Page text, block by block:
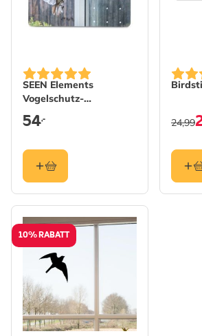
SEEN Elements
Vogelschutz-
Markierungen 9mm,
25m Rolle
54,- 24,99
10% RABATT